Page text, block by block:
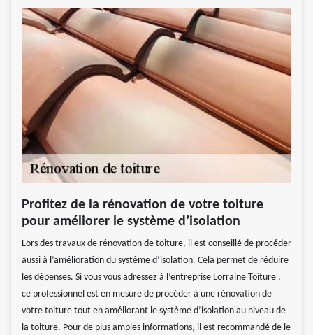
Profitez de la rénovation de votre toiture
pour améliorer le système d’isolation
Lors des travaux de rénovation de toiture, il est conseillé de procéder
aussi à l’amélioration du système d’isolation. Cela permet de réduire
les dépenses. Si vous vous adressez à l’entreprise Lorraine Toiture ,
ce professionnel est en mesure de procéder à une rénovation de
votre toiture tout en améliorant le système d’isolation au niveau de
la toiture. Pour de plus amples informations, il est recommandé de le